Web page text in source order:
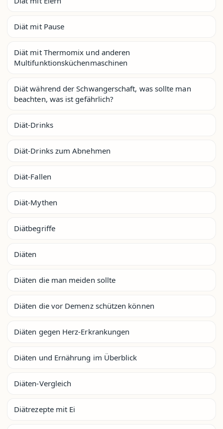
Diät mit Pause
Diät mit Thermomix und anderen
Multifunktionsküchenmaschinen
Diät während der Schwangerschaft, was sollte man
beachten, was ist gefährlich?
Diät-Drinks
Diät-Drinks zum Abnehmen
Diät-Fallen
Diät-Mythen
Diätbegriffe
Diäten
Diäten die man meiden sollte
Diäten die vor Demenz schützen können
Diäten gegen Herz-Erkrankungen
Diäten und Ernährung im Überblick
Diäten-Vergleich
Diätrezepte mit Ei